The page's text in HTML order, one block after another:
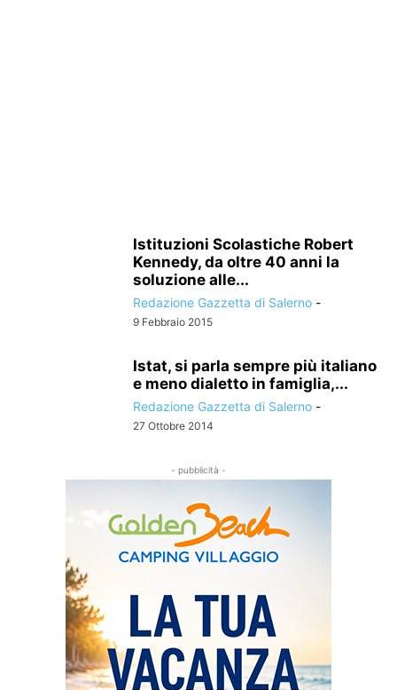
Istituzioni Scolastiche Robert
Kennedy, da oltre 40 anni la
soluzione alle...
Redazione Gazzetta di Salerno -
9 Febbraio 2015
Istat, si parla sempre più italiano
e meno dialetto in famiglia,...
Redazione Gazzetta di Salerno -
27 Ottobre 2014
- pubblicità -